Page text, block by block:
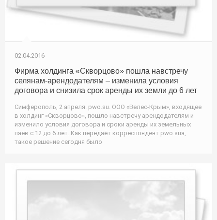
02.04.2016
Фирма холдинга «Скворцово» пошла навстречу
селянам-арендодателям – изменила условия
договора и снизила срок аренды их земли до 6 лет
Симферополь, 2 апреля. pwo.su. ООО «Велес-Крым», входящее
в холдинг «Скворцово», пошло навстречу арендодателям и
изменило условия договора и сроки аренды их земельных
паев с 12 до 6 лет. Как передаёт корреспондент pwo.suа,
такое решение сегодня было